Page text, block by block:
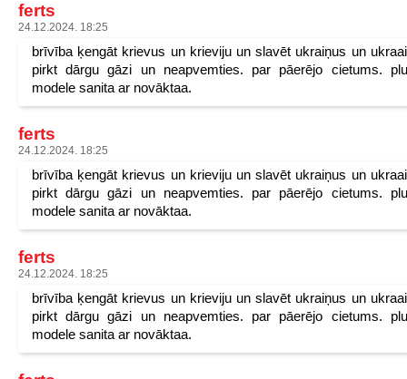
ferts
24.12.2024. 18:25
brīvība ķengāt krievus un krieviju un slavēt ukraiņus un
pirkt dārgu gāzi un neapvemties. par pāerējo cietums.
modele sanita ar novāktaa.
ferts
24.12.2024. 18:25
brīvība ķengāt krievus un krieviju un slavēt ukraiņus un
pirkt dārgu gāzi un neapvemties. par pāerējo cietums.
modele sanita ar novāktaa.
ferts
24.12.2024. 18:25
brīvība ķengāt krievus un krieviju un slavēt ukraiņus un
pirkt dārgu gāzi un neapvemties. par pāerējo cietums.
modele sanita ar novāktaa.